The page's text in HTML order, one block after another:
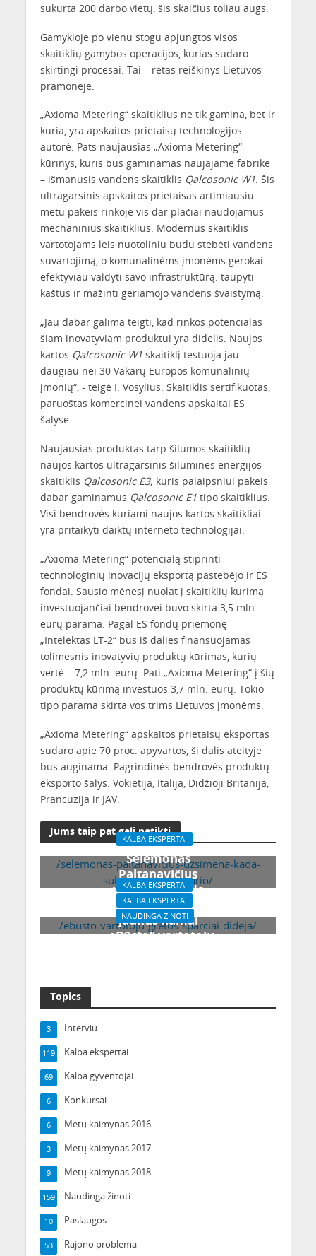
sukurta 200 darbo vietų, šis skaičius toliau augs.
Gamykloje po vienu stogu apjungtos visos
skaitiklių gamybos operacijos, kurias sudaro
skirtingi procesai. Tai – retas reiškinys Lietuvos
pramonėje.
„Axioma Metering“ skaitiklius ne tik gamina, bet ir
kuria, yra apskaitos prietaisų technologijos
autorė. Pats naujausias „Axioma Metering“
kūrinys, kuris bus gaminamas naujajame fabrike
– išmanusis vandens skaitiklis Qalcosonic W1. Šis
ultragarsinis apskaitos prietaisas artimiausiu
metu pakeis rinkoje vis dar plačiai naudojamus
mechaninius skaitiklius. Modernus skaitiklis
vartotojams leis nuotoliniu būdu stebėti vandens
suvartojimą, o komunalinėms įmonėms gerokai
efektyviau valdyti savo infrastruktūrą: taupyti
kaštus ir mažinti geriamojo vandens švaistymą.
„Jau dabar galima teigti, kad rinkos potencialas
šiam inovatyviam produktui yra didelis. Naujos
kartos Qalcosonic W1skaitiklį testuoja jau
daugiau nei 30 Vakarų Europos komunalinių
įmonių“, - teigė I. Vosylius. Skaitiklis sertifikuotas,
paruoštas komercinei vandens apskaitai ES
šalyse.
Naujausias produktas tarp šilumos skaitiklių –
naujos kartos ultragarsinis šiluminės energijos
skaitiklis Qalcosonic E3, kuris palaipsniui pakeis
dabar gaminamus Qalcosonic E1tipo skaitiklius.
Visi bendrovės kuriami naujos kartos skaitikliai
yra pritaikyti daiktų interneto technologijai.
„Axioma Metering“ potencialą stiprinti
technologinių inovacijų eksportą pastebėjo ir ES
fondai. Sausio mėnesį nuolat į skaitiklių kūrimą
investuojančiai bendrovei buvo skirta 3,5 mln.
eurų parama. Pagal ES fondų priemonę
„Intelektas LT-2“ bus iš dalies finansuojamas
tolimesnis inovatyvių produktų kūrimas, kurių
vertė – 7,2 mln. eurų. Pati „Axioma Metering“ į šių
produktų kūrimą investuos 3,7 mln. eurų. Tokio
tipo parama skirta vos trims Lietuvos įmonėms.
„Axioma Metering“ apskaitos prietaisų eksportas
sudaro apie 70 proc. apyvartos, ši dalis ateityje
bus auginama. Pagrindinės bendrovės produktų
eksporto šalys: Vokietija, Italija, Didžioji Britanija,
Prancūzija ir JAV.
Jums taip pat gali patikti
/selemonas-paltanavicius-uzsimena-kada-
sulauksime-pavasario/
KALBA EKSPERTAI
Selemonas
Paltanavičius
užsimena, kada
sulauksime pavasario
KALBA EKSPERTAI
Apšiltintas stogas –
jaukūs namai
/ebusto-vartotoju-gretos-sparciai-dideja/
KALBA EKSPERTAI
NAUDINGA ŽINOTI
„eBūsto“ vartotojų
Topics
Interviu
3
Kalba ekspertai
119
Kalba gyventojai
69
Konkursai
6
Metų kaimynas 2016
6
Metų kaimynas 2017
3
Metų kaimynas 2018
9
Naudinga žinoti
159
Paslaugos
10
Rajono problema
53